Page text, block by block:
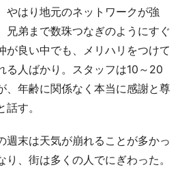
やはり地元のネットワークが強
兄弟まで数珠つなぎのようにすぐ
が良い中でも、メリハリをつけて
る人ばかり。スタッフは10～20
、年齢に関係なく本当に感謝と尊
す。
末は天気が崩れることが多かっ
、街は多くの人でにぎわった。